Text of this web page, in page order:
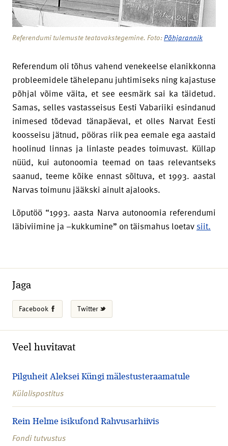
Referendumi tulemuste teatavakstegemine. Foto:Põhjarannik
Referendum oli tõhus vahend venekeelse elanikkonna
probleemidele tähelepanu juhtimiseks ning kajastuse
põhjal võime väita, et see eesmärk sai ka täidetud.
Samas, selles vastasseisus Eesti Vabariiki esindanud
inimesed tõdevad tänapäeval, et olles Narvat Eesti
koosseisu jätnud, pööras riik pea eemale ega aastaid
hoolinud linnas ja linlaste peades toimuvast. Küllap
nüüd, kui autonoomia teemad on taas relevantseks
saanud, teeme kõike ennast sõltuva, et 1993. aastal
Narvas toimunu jääkski ainult ajalooks.
Lõputöö “1993. aasta Narva autonoomia referendumi
läbiviimine ja –kukkumine” on täismahus loetav siit.
Jaga
Facebook Twitter
Veel huvitavat
Pilguheit Aleksei Küngi mälestusteraamatule
Külalispostitus
Rein Helme isikufond Rahvusarhiivis
Fondi tutvustus